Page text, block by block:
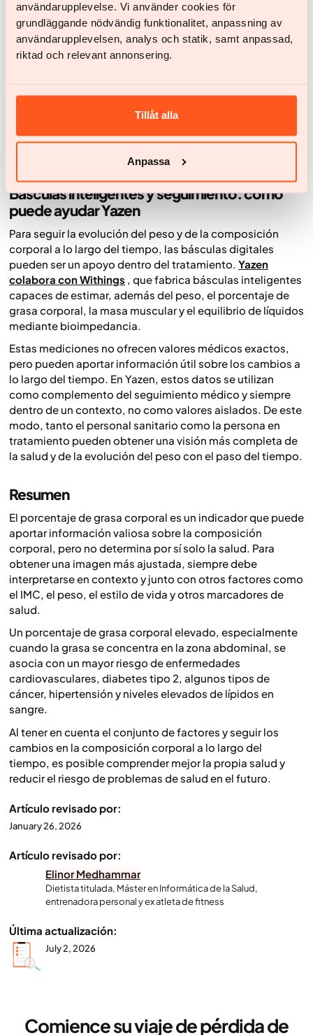
användarupplevelse. Vi använder cookies för
grundläggande nödvändig funktionalitet, anpassning av
användarupplevelsen, analys och statik, samt anpassad,
riktad och relevant annonsering.
Tillåt alla
Anpassa
Durante un proceso de pérdida de peso, suele ser más
relevante observar los cambios en el porcentaje de grasa
corporal y la conservación de la masa muscular que
centrarse únicamente en el peso total. Una persona
notable su salud si el porcentaje de grasa disminuye
mientras se mantiene la masa muscular.
en la cifra que marca la báscula, sino en cómo cambia la
composición corporal con el tiempo.
Básculas inteligentes y seguimiento: cómo
puede ayudar Yazen
Para seguir la evolución del peso y de la composición
corporal a lo largo del tiempo, las básculas digitales
pueden ser un apoyo dentro del tratamiento. Yazen
colabora con Withings , que fabrica básculas inteligentes
capaces de estimar, además del peso, el porcentaje de
grasa corporal, la masa muscular y el equilibrio de líquidos
mediante bioimpedancia.
Estas mediciones no ofrecen valores médicos exactos,
pero pueden aportar información útil sobre los cambios a
lo largo del tiempo. En Yazen, estos datos se utilizan
como complemento del seguimiento médico y siempre
dentro de un contexto, no como valores aislados. De este
modo, tanto el personal sanitario como la persona en
tratamiento pueden obtener una visión más completa de
la salud y de la evolución del peso con el paso del tiempo.
Resumen
El porcentaje de grasa corporal es un indicador que puede
aportar información valiosa sobre la composición
corporal, pero no determina por sí solo la salud. Para
obtener una imagen más ajustada, siempre debe
interpretarse en contexto y junto con otros factores como
el IMC, el peso, el estilo de vida y otros marcadores de
salud.
Un porcentaje de grasa corporal elevado, especialmente
cuando la grasa se concentra en la zona abdominal, se
asocia con un mayor riesgo de enfermedades
cardiovasculares, diabetes tipo 2, algunos tipos de
cáncer, hipertensión y niveles elevados de lípidos en
sangre.
Al tener en cuenta el conjunto de factores y seguir los
cambios en la composición corporal a lo largo del
tiempo, es posible comprender mejor la propia salud y
reducir el riesgo de problemas de salud en el futuro.
Artículo revisado por:
January 26, 2026
Artículo revisado por:
Elinor Medhammar
Dietista titulada, Máster en Informática de la Salud,
entrenadora personal y ex atleta de fitness
Última actualización:
July 2, 2026
Comience su viaje de pérdida de